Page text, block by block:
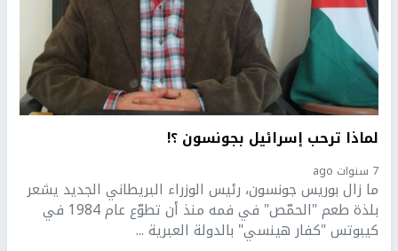
لماذا ترحب إسرائيل بجونسون ؟!
7 سنوات ago
ما زال بوريس جونسون، رئيس الوزراء البريطاني الجديد يشعر
بلذة طعم "الحمّص" في فمه منذ أن تطوّع عام 1984 في
كيبوتس "كفار هينسي" بالدولة العبرية ...